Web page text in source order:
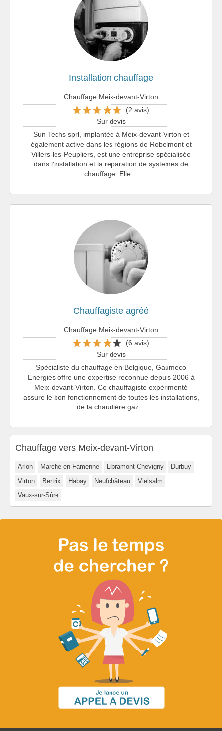
Installation chauffage
Chauffage Meix-devant-Virton
(2 avis)
Sur devis
Sun Techs sprl, implantée à Meix-devant-Virton et
également active dans les régions de Robelmont et
Villers-les-Peupliers, est une entreprise spécialisée
dans l'installation et la réparation de systèmes de
chauffage. Elle…
Chauffagiste agréé
Chauffage Meix-devant-Virton
(6 avis)
Sur devis
Spécialiste du chauffage en Belgique, Gaumeco
Energies offre une expertise reconnue depuis 2006 à
Meix-devant-Virton. Ce chauffagiste expérimenté
assure le bon fonctionnement de toutes les installations,
de la chaudière gaz…
Chauffage vers Meix-devant-Virton
Arlon Marche-en-Famenne Libramont-Chevigny
Durbuy
Virton
Bertrix Habay Neufchâteau
Vielsalm
Vaux-sur-Sûre